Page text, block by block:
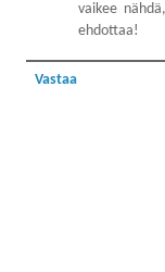
vaikee
ehdottaa!
Vastaa